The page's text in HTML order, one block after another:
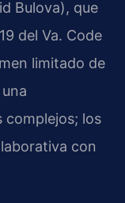
Bulova), que
del Va. Code
limitado de
complejos; los
con